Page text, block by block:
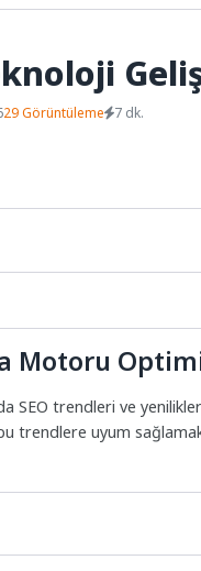
29 Görüntüleme 7 dk.
Motoru
SEO trendleri ve
trendlere uyum